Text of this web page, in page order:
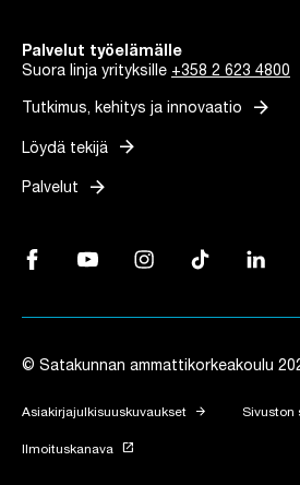
Palvelut työelämälle
Suora linja yrityksille +358 2 623 4800
Tutkimus, kehitys ja innovaatio arrow_forward
Löydä tekijä arrow_forward
Palvelut arrow_forward
Facebook, Linkki avautuu uuteen
YouTube, Linkki avautuu
Instagram, Linkki
TikTok, Linkki
© Satakunnan ammattikorkeakoulu
Asiakirjajulkisuuskuvaukset arrow_forward Sivuston
Ilmoituskanava Linkki avautuu uuteen
launch